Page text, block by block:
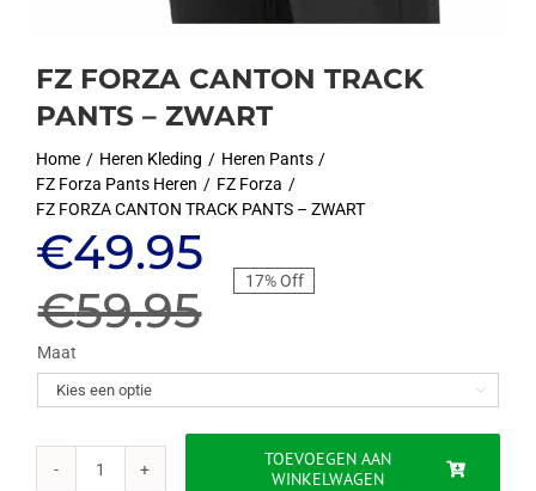
FZ FORZA CANTON TRACK
PANTS – ZWART
Home Heren Kleding
Heren Pants
FZ Forza Pants Heren
FZ Forza
FZ FORZA CANTON TRACK PANTS – ZWART
€59.95
Oorspronkelijke
prijs
was:
€59.95.
€49.95
Huidige
prijs
is:
€49.95.
17% Off
Maat

FZ
TOEVOEGEN AAN
WINKELWAGEN